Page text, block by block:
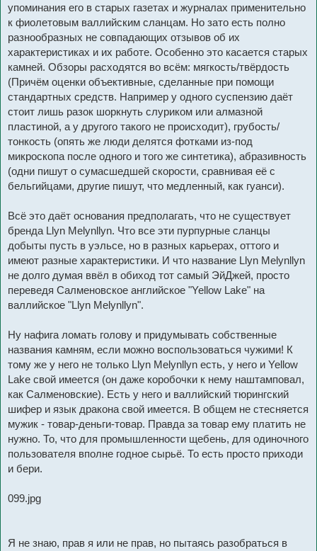
упоминания его в старых газетах и журналах применительно
к фиолетовым валлийским сланцам. Но зато есть полно
разнообразных не совпадающих отзывов об их
характеристиках и их работе. Особенно это касается старых
камней. Обзоры расходятся во всём: мягкость/твёрдость
(Причём оценки объективные, сделанные при помощи
стандартных средств. Например у одного суспензию даёт
стоит лишь разок шоркнуть слуриком или алмазной
пластиной, а у другого такого не происходит), грубость/
тонкость (опять же люди делятся фотками из-под
микроскопа после одного и того же синтетика), абразивность
(одни пишут о сумасшедшей скорости, сравнивая её с
бельгийцами, другие пишут, что медленный, как гуанси).
Всё это даёт основания предполагать, что не существует
бренда Llyn Melynllyn. Что все эти пурпурные сланцы
добыты пусть в уэльсе, но в разных карьерах, оттого и
имеют разные характеристики. И что название Llyn Melynllyn
не долго думая ввёл в обиход тот самый ЭйДжей, просто
переведя Салменовское английское "Yellow Lake" на
валлийское "Llyn Melynllyn".
Ну нафига ломать голову и придумывать собственные
названия камням, если можно воспользоваться чужими! К
тому же у него не только Llyn Melynllyn есть, у него и Yellow
Lake свой имеется (он даже коробочки к нему наштамповал,
как Салменовские). Есть у него и валлийский тюрингский
шифер и язык дракона свой имеется. В общем не стесняется
мужик - товар-деньги-товар. Правда за товар ему платить не
нужно. То, что для промышленности щебень, для одиночного
пользователя вполне годное сырьё. То есть просто приходи
и бери.
099.jpg
Я не знаю, прав я или не прав, но пытаясь разобраться в